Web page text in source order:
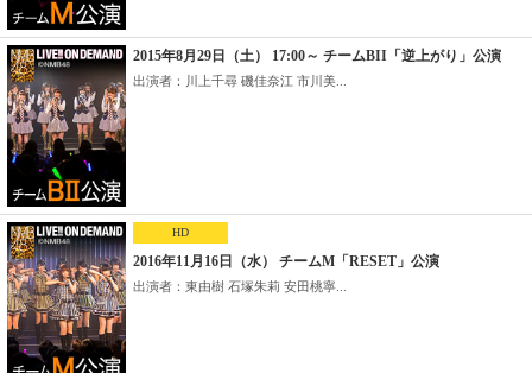
2015年8月29日（土） 17:00～ チームBII「逆上がり」公演
出演者：川上千尋 磯佳奈江 市川美...
HD
2016年11月16日（水） チームM「RESET」公演
出演者：東由樹 石塚朱莉 安田桃寧...